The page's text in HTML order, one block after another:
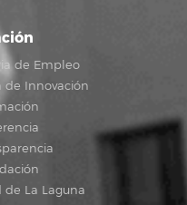
de Empleo
de Innovación
de La Laguna